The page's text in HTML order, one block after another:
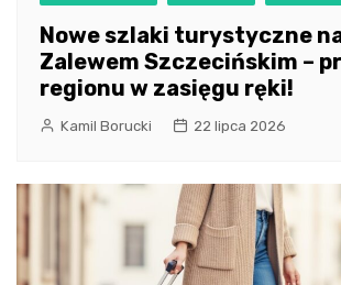
Nowe szlaki turystyczne
Zalewem Szczecińskim –
regionu w zasięgu ręki!
Kamil Borucki 22 lipca 2026